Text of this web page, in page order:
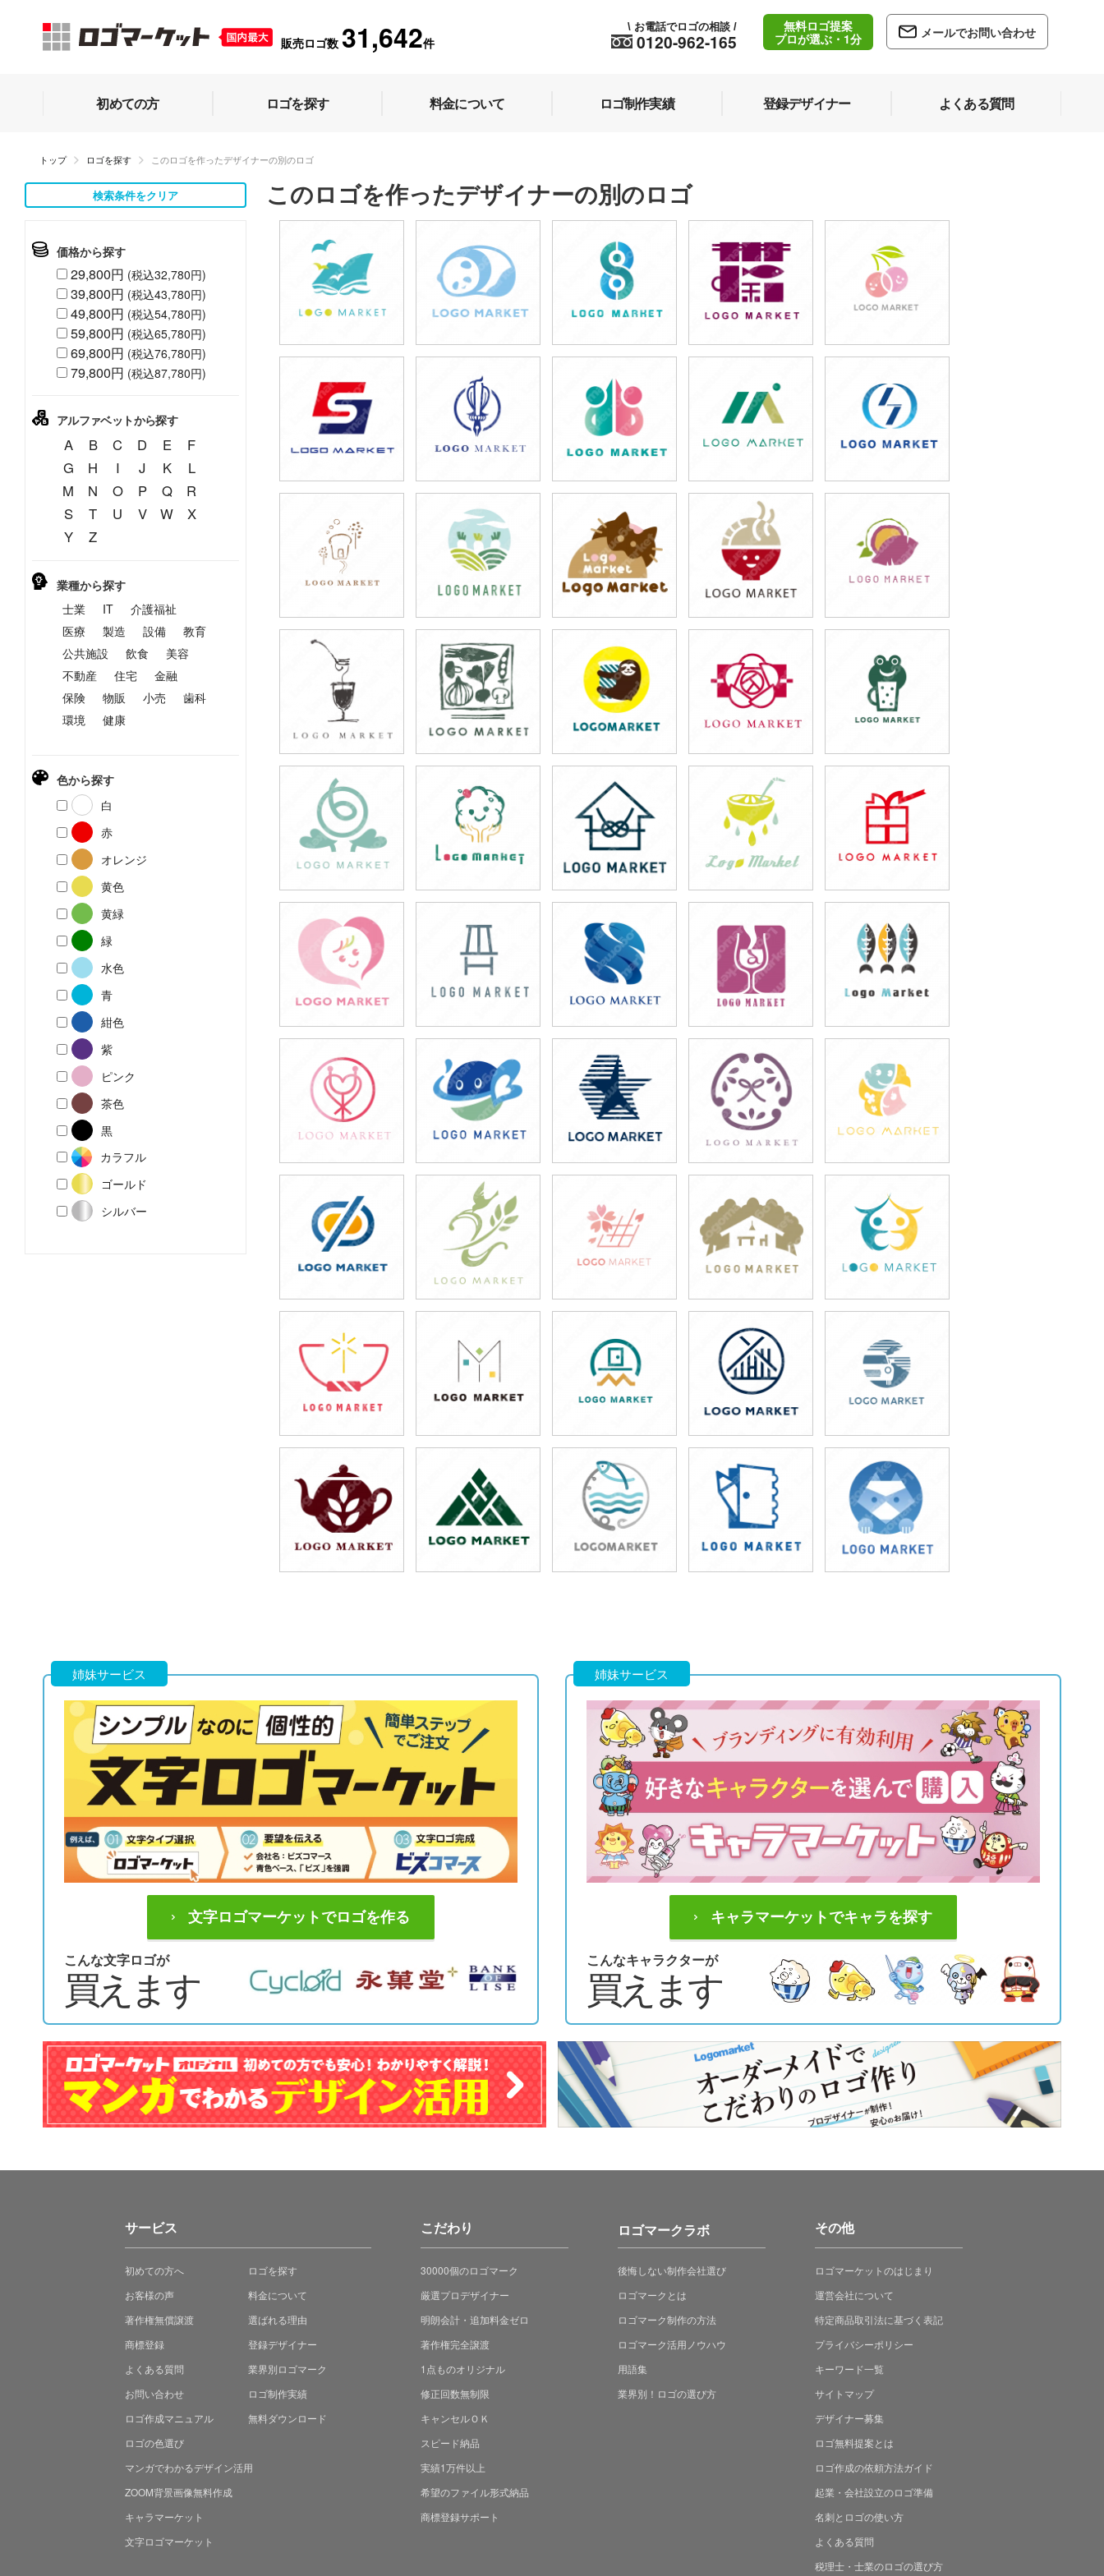
販売ロゴ数 31,642件 0120-962-165
\ お電話でロゴの相談 /
無料ロゴ提案
プロが選ぶ・1分
メールでお問い合わせ
初めての方 ロゴを探す 料金について ロゴ制作実績 登録デザイナー よくある質問
トップ ロゴを探す このロゴを作ったデザイナーの別のロゴ
検索条件をクリア
価格から探す
29,800円 (税込32,780円)
39,800円 (税込43,780円)
49,800円 (税込54,780円)
59,800円 (税込65,780円)
69,800円 (税込76,780円)
79,800円 (税込87,780円)
アルファベットから探す
A B C D E
F
G
H I J K
L
M
N O P Q
R
S
T U V W
X
Y
Z
業種から探す
士業
IT
介護福祉
医療
製造 設備
教育
公共施設
飲食
美容
不動産
住宅
金融
保険
物販 小売
歯科
環境
健康
色から探す
白
赤
オレンジ
黄色
黄緑
緑
水色
青
紺色
紫
ピンク
茶色
黒
カラフル
ゴールド
シルバー
このロゴを作ったデザイナーの別のロゴ
49,800円
(税込54,780円)
59,800円
(税込65,780円)
49,800円
(税込54,780円)
59,800円
(税込65,780円)
49,800円
(税込54,780円)
49,800円
(税込54,780円)
49,800円
(税込54,780円)
49,800円
(税込54,780円)
49,800円
(税込54,780円)
49,800円
(税込54,780円)
49,800円
(税込54,780円)
49,800円
(税込54,780円)
59,800円
(税込65,780円)
49,800円
(税込54,780円)
49,800円
(税込54,780円)
49,800円
(税込54,780円)
49,800円
(税込54,780円)
49,800円
(税込54,780円)
49,800円
(税込54,780円)
49,800円
(税込54,780円)
49,800円
(税込54,780円)
49,800円
(税込54,780円)
49,800円
(税込54,780円)
49,800円
(税込54,780円)
49,800円
(税込54,780円)
59,800円
(税込65,780円)
49,800円
(税込54,780円)
49,800円
(税込54,780円)
49,800円
(税込54,780円)
49,800円
(税込54,780円)
49,800円
(税込54,780円)
49,800円
(税込54,780円)
49,800円
(税込54,780円)
49,800円
(税込54,780円)
49,800円
(税込54,780円)
49,800円
(税込54,780円)
49,800円
(税込54,780円)
49,800円
(税込54,780円)
49,800円
(税込54,780円)
49,800円
(税込54,780円)
49,800円
(税込54,780円)
49,800円
(税込54,780円)
49,800円
(税込54,780円)
59,800円
(税込65,780円)
49,800円
(税込54,780円)
姉妹サービス
文字ロゴマーケットでロゴを作る
こんな文字ロゴが
買えます
姉妹サービス
キャラマーケットでキャラを探す
こんなキャラクターが
買えます
サービス
初めての方へ
ロゴを探す
お客様の声
料金について
著作権無償譲渡
選ばれる理由
商標登録
登録デザイナー
よくある質問
業界別ロゴマーク
お問い合わせ
ロゴ制作実績
ロゴ作成マニュアル
無料ダウンロード
ロゴの色選び
マンガでわかるデザイン活用
ZOOM背景画像無料作成
キャラマーケット
文字ロゴマーケット
こだわり
30000個のロゴマーク
厳選プロデザイナー
明朗会計・追加料金ゼロ
著作権完全譲渡
1点ものオリジナル
修正回数無制限
キャンセルＯＫ
スピード納品
実績1万件以上
希望のファイル形式納品
商標登録サポート
ロゴマークラボ
後悔しない制作会社選び
ロゴマークとは
ロゴマーク制作の方法
ロゴマーク活用ノウハウ
用語集
業界別！ロゴの選び方
その他
ロゴマーケットのはじまり
運営会社について
特定商品取引法に基づく表記
プライバシーポリシー
キーワード一覧
サイトマップ
デザイナー募集
ロゴ無料提案とは
ロゴ作成の依頼方法ガイド
起業・会社設立のロゴ準備
名刺とロゴの使い方
よくある質問
税理士・士業のロゴの選び方